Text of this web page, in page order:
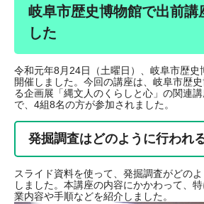
岐阜市歴史博物館で出前講
した
令和元年8月24日（土曜日）、岐阜市歴史
開催しました。今回の講座は、岐阜市歴
る企画展「縄文人のくらしと心」の関連
で、4組8名の方が参加されました。
発掘調査はどのように行われ
スライド資料を使って、発掘調査がどの
しました。本講座の内容にかかわって、
業内容や手順などを紹介しました。